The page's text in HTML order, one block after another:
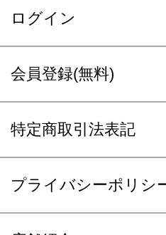
ログイン
会員登録(無料)
特定商取引法表記
プライバシーポリシ